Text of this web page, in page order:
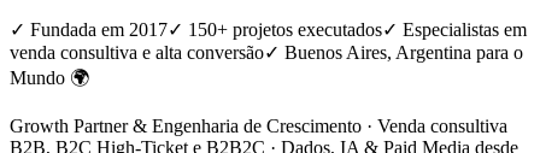
✓ Fundada em 2017✓ 150+ projetos executados✓ Especialistas em
venda consultiva e alta conversão✓ Buenos Aires, Argentina para o
Mundo 🌍
Growth Partner & Engenharia de Crescimento · Venda consultiva
B2B, B2C High-Ticket e B2B2C · Dados, IA & Paid Media desde